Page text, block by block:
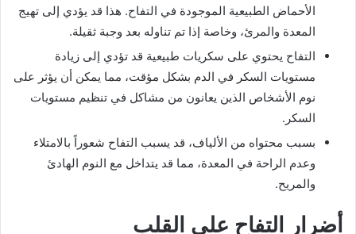
الأحماض الطبيعية الموجودة في التفاح. هذا قد يؤدي إلى تهيج
المعدة والمرئ، وخاصة إذا تم تناوله بعد وجبة ثقيلة.
التفاح يحتوي على سكريات طبيعية قد تؤدي إلى زيادة
مستويات السكر في الدم بشكل مؤقت، مما يمكن أن يؤثر على
نوم الأشخاص الذين يعانون من مشاكل في تنظيم مستويات
السكر.
بسبب محتواه من الألياف، قد يسبب التفاح شعوراً بالامتلاء
وعدم الراحة في المعدة، مما قد يتداخل مع النوم الهادئ
والمريح.
أضرار التفاح على القلب